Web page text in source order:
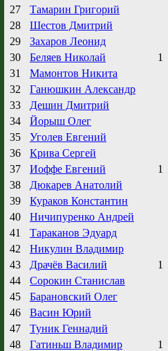
27
Тамарин Григорий
28
Шестов Дмитрий
29
Захаров Леонид
30
Беляев Николай
1
31
Мамонтов Никита
32
Ганюшкин Александр
33
Дешин Дмитрий
34
Йорыш Олег
35
Уголев Евгений
36
Крива Сергей
37
Иоффе Евгений
1
38
Дюкарев Анатолий
39
Кураков Константин
40
Ничипуренко Андрей
41
Тараканов Эдуард
42
Никулин Владимир
43
Драчёв Василий
1
44
Сорокин Станислав
45
Барановский Олег
46
Васин Юрий
47
Туник Геннадий
48
Гатиньш Владимир
1